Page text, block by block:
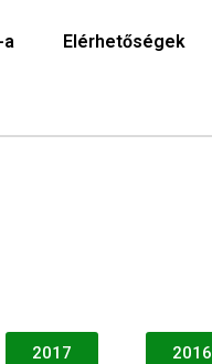
a Elérhetőségek
2017 2016